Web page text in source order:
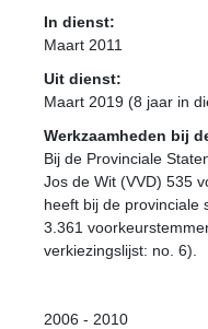
In dienst:
Maart 2011
Uit dienst:
Maart 2019 (8 jaar in
Werkzaamheden bij
Bij de Provinciale
Jos de Wit (VVD) 535
heeft bij de provinciale
3.361
verkiezingslijst: no. 6).
2006 - 2010